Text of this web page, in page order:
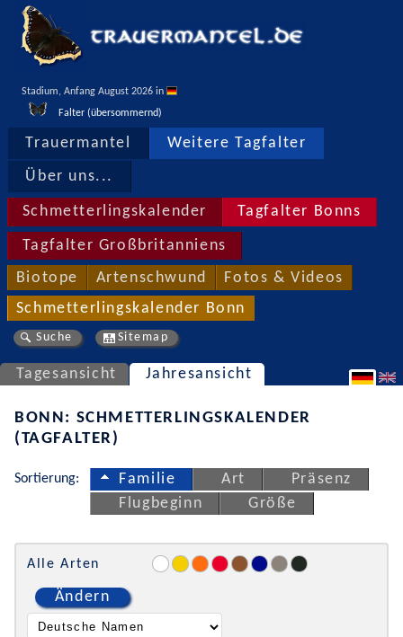
Stadium, Anfang August 2026 in
Falter (übersommernd)
Trauermantel Weitere Tagfalter
Über uns...
Schmetterlingskalender Tagfalter Bonns
Tagfalter Großbritanniens
Biotope Artenschwund Fotos & Videos
Schmetterlingskalender Bonn
Suche Sitemap
Tagesansicht Jahresansicht
BONN: SCHMETTERLINGSKALENDER
(TAGFALTER)
Sortierung: Familie Art
Präsenz
Flugbeginn
Größe
Alle Arten
Ändern